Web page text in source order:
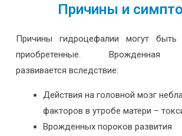
Причины и
Причины гидроцефалии могут
приобретенные. Врожденная
развивается вследствие:
Действия на головной мозг
факторов в утробе матери –
Врожденных пороков развития